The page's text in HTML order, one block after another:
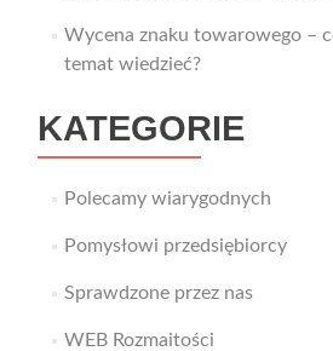
Wycena znaku towarowego –
temat wiedzieć?
KATEGORIE
Polecamy wiarygodnych
Pomysłowi przedsiębiorcy
Sprawdzone przez nas
WEB Rozmaitości